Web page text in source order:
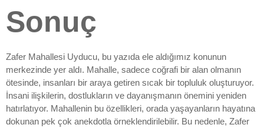
Sonuç
Zafer Mahallesi Uyducu, bu yazıda ele aldığımız konunun
merkezinde yer aldı. Mahalle, sadece coğrafi bir alan olmanın
ötesinde, insanları bir araya getiren sıcak bir topluluk oluşturuyor.
İnsani ilişkilerin, dostlukların ve dayanışmanın önemini yeniden
hatırlatıyor. Mahallenin bu özellikleri, orada yaşayanların hayatına
dokunan pek çok anekdotla örneklendirilebilir. Bu nedenle, Zafer